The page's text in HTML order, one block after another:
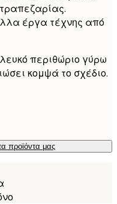
έργα τέχνης από
περιθώριο γύρω
κομψά το σχέδιο.
προϊόντα μας